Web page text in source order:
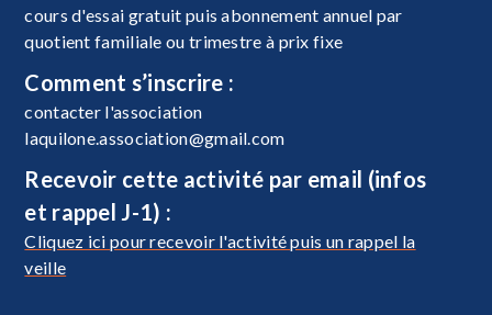
cours d'essai gratuit puis abonnement annuel par
quotient familiale ou trimestre à prix fixe
Comment s’inscrire :
contacter l'association
laquilone.association@gmail.com
Recevoir cette activité par email (infos
et rappel J-1) :
Cliquez ici pour recevoir l'activité puis un rappel la
veille